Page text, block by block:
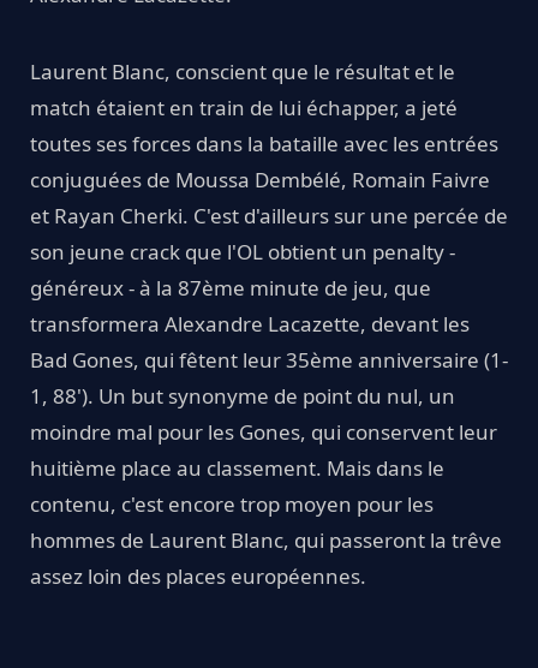
Laurent Blanc, conscient que le résultat et le
match étaient en train de lui échapper, a jeté
toutes ses forces dans la bataille avec les entrées
conjuguées de Moussa Dembélé, Romain Faivre
et Rayan Cherki. C'est d'ailleurs sur une percée de
son jeune crack que l'OL obtient un penalty -
généreux - à la 87ème minute de jeu, que
transformera Alexandre Lacazette, devant les
Bad Gones, qui fêtent leur 35ème anniversaire (1-
1, 88'). Un but synonyme de point du nul, un
moindre mal pour les Gones, qui conservent leur
huitième place au classement. Mais dans le
contenu, c'est encore trop moyen pour les
hommes de Laurent Blanc, qui passeront la trêve
assez loin des places européennes.